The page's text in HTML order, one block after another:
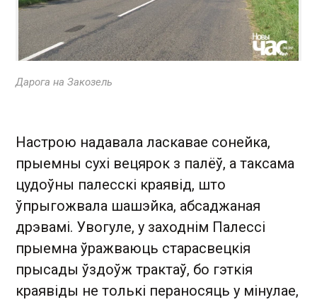
Дарога на Закозель
Настрою надавала ласкавае сонейка,
прыемны сухі вецярок з палёў, а таксама
цудоўны палесскі краявід, што
ўпрыгожвала шашэйка, абсаджаная
дрэвамі. Увогуле, у заходнім Палессі
прыемна ўражваюць старасвецкія
прысады ўздоўж трактаў, бо гэткія
краявіды не толькі пераносяць у мінулае,